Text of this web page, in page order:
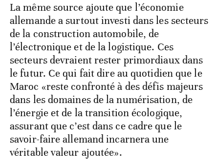
La même source ajoute que l’économie
allemande a surtout investi dans les secteurs
de la construction automobile, de
l’électronique et de la logistique. Ces
secteurs devraient rester primordiaux dans
le futur. Ce qui fait dire au quotidien que le
Maroc «reste confronté à des défis majeurs
dans les domaines de la numérisation, de
l’énergie et de la transition écologique,
assurant que c’est dans ce cadre que le
savoir-faire allemand incarnera une
véritable valeur ajoutée».